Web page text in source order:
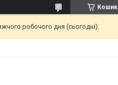
Кошик
робочого дня (сьогодні).